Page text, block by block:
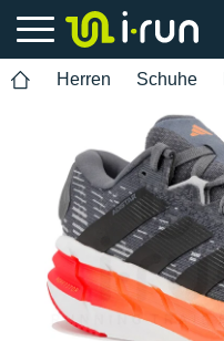
Herren Schuhe